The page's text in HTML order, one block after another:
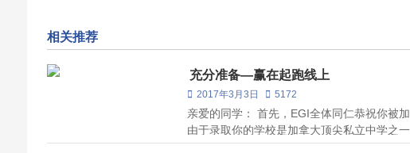
相关推荐
充分准备—赢在起跑线上
2017年3月3日 5172
亲爱的同学： 首先，EGI全体同仁恭祝你被
由于录取你的学校是加拿大顶尖私立中学之
西式管理的、全英文式的、极具挑战性的全